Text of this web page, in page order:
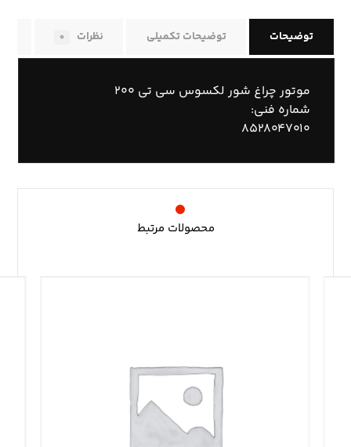
توضیحات توضیحات تکمیلی نظرات ۰
موتور چراغ شور لکسوس سی تی ۲۰۰
شماره فنی:
۸۵۲۸۰۴۷۰۱۰
محصولات مرتبط